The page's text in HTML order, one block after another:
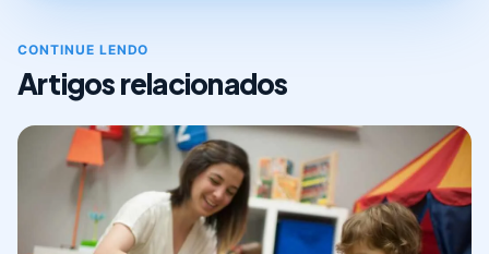
CONTINUE LENDO
Artigos relacionados